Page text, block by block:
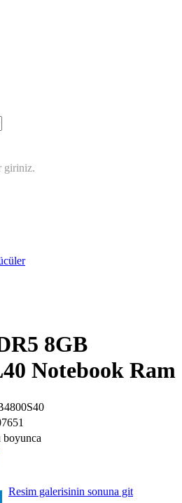
giriniz.
8GB
Notebook Ram
LinkedIn
Resim galerisinin sonuna git